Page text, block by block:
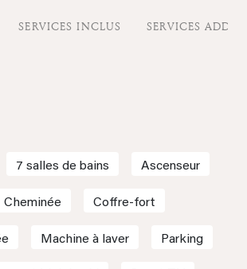
SERVICES INCLUS SERVICES
7 salles de bains Ascenseur
Cheminée Coffre-fort
Machine à laver Parking